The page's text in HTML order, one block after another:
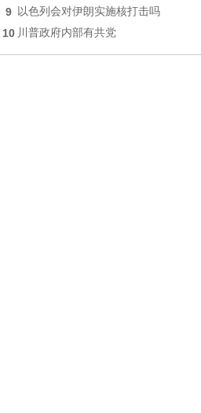
9 以色列会对伊朗实施核打击吗
10 川普政府内部有共党